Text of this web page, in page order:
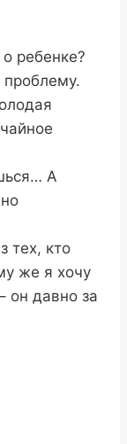
ребенке?
А
тех, кто
же я хочу
он давно за